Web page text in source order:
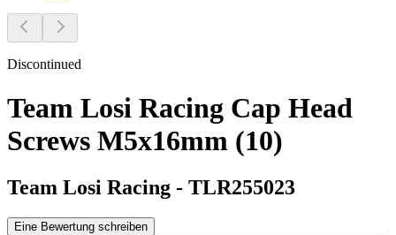
Discontinued
Team Losi Racing Cap Head
Screws M5x16mm (10)
Team Losi Racing - TLR255023
Eine Bewertung schreiben